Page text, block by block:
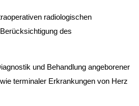
radiologischen
des
und Behandlung angeborener
terminaler Erkrankungen von Herz